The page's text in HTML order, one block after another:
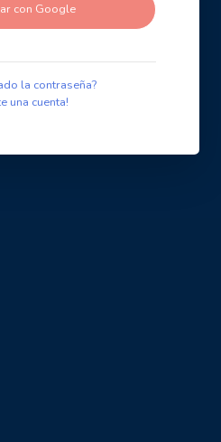
con Google
la contraseña?
una cuenta!